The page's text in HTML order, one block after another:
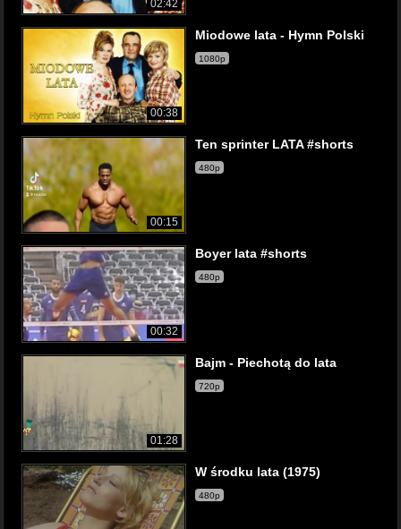
02:42
00:38
Miodowe lata - Hymn Polski
1080p
00:15
Ten sprinter LATA #shorts
480p
00:32
Boyer lata #shorts
480p
01:28
Bajm - Piechotą do lata
720p
W środku lata (1975)
480p